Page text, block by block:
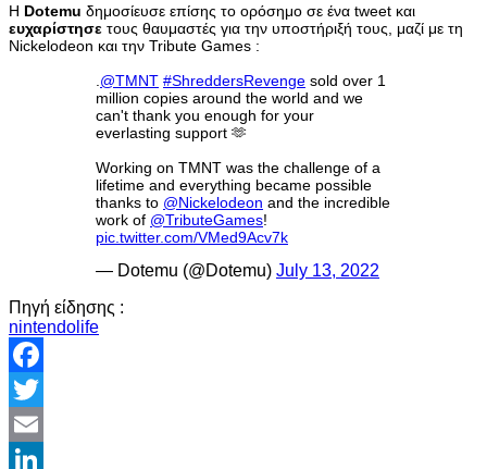
H Dotemu δημοσίευσε επίσης το ορόσημο σε ένα tweet και
ευχαρίστησε τους θαυμαστές για την υποστήριξή τους, μαζί με τη
Nickelodeon και την Tribute Games :
@TMNT #ShreddersRevenge sold over 1
million copies around the world and we
can't thank you enough for your
everlasting support 🫶
Working on TMNT was the challenge of a
lifetime and everything became possible
thanks to @Nickelodeon and the incredible
work of @TributeGames!
pic.twitter.com/VMed9Acv7k
— Dotemu (@Dotemu) July 13, 2022
Πηγή είδησης :
nintendolife
Facebook
Twitter
Email